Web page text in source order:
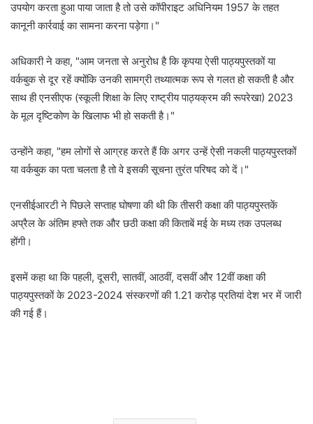
उपयोग करता हुआ पाया जाता है तो उसे कॉपीराइट अधिनियम 1957 के तहत
कानूनी कार्रवाई का सामना करना पड़ेगा।"
अधिकारी ने कहा, "आम जनता से अनुरोध है कि कृपया ऐसी पाठ्यपुस्तकों या
वर्कबुक से दूर रहें क्योंकि उनकी सामग्री तथ्यात्मक रूप से गलत हो सकती है और
साथ ही एनसीएफ (स्कूली शिक्षा के लिए राष्ट्रीय पाठ्यक्रम की रूपरेखा) 2023
के मूल दृष्टिकोण के खिलाफ भी हो सकती है।"
उन्होंने कहा, "हम लोगों से आग्रह करते हैं कि अगर उन्हें ऐसी नकली पाठ्यपुस्तकों
या वर्कबुक का पता चलता है तो वे इसकी सूचना तुरंत परिषद को दें।"
एनसीईआरटी ने पिछले सप्ताह घोषणा की थी कि तीसरी कक्षा की पाठ्यपुस्तकें
अप्रैल के अंतिम हफ्ते तक और छठी कक्षा की किताबें मई के मध्य तक उपलब्ध
होंगी।
इसमें कहा था कि पहली, दूसरी, सातवीं, आठवीं, दसवीं और 12वीं कक्षा की
पाठ्यपुस्तकों के 2023-2024 संस्करणों की 1.21 करोड़ प्रतियां देश भर में जारी
की गई हैं।